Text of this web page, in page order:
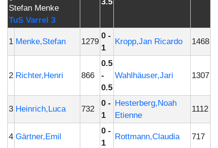
TuS Varrel 3
1 Menke,Stefan 1279
0 -
1
Kropp,Jan Ricardo 1468
2 Richter,Henri 866
0.5
-
0.5
Wahlhäuser,Jari 1307
3 Heinrich,Luca 732
0 -
1
Hesterberg,Noah
Etienne
1112
4 Gärtner,Emil
0 -
1
Rottmann,Claudia 717